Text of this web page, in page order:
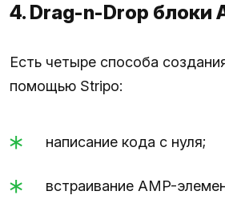
4. Drag-n-Drop блоки
Есть четыре способа
помощью Stripo:
написание кода с нуля;
встраивание AMP-